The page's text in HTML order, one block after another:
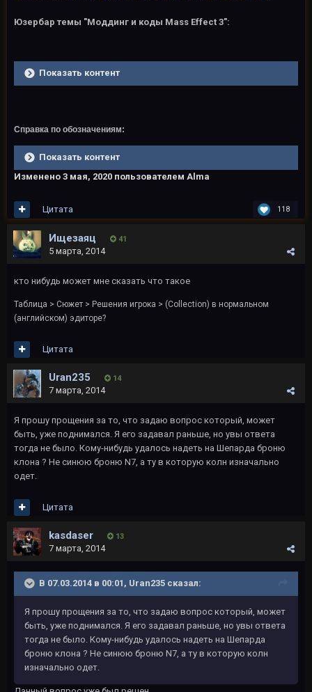
Юзербар темы "Моддинг и коды Mass Effect 3":
Показать контент
Справка по обозначениям:
Показать контент
Изменено 3 мая, 2020 пользователем Alma
118
Цитата
Ищезаяц 41
5 марта, 2014
кто нибудь может мне сказать что такое
Таблица > Сюжет > Решения игрока > (Collection) в нормальном
(английском) эдиторе?
Цитата
Uran235 14
7 марта, 2014
Я прошу прощения за то, что задаю вопрос который, может
быть, уже поднимался. Я его задавал раньше, но увы ответа
тогда не было. Кому-нибудь удалось надеть на Шепарда броню
клона ? Не синюю броню N7, а ту в которую колн изначально
одет.
Цитата
kasdaser 13
7 марта, 2014
В 07.03.2014 в 00:01, Uran235 сказал:
Я прошу прощения за то, что задаю вопрос который, может
быть, уже поднимался. Я его задавал раньше, но увы ответа
тогда не было. Кому-нибудь удалось надеть на Шепарда
броню клона ? Не синюю броню N7, а ту в которую колн
изначально одет.